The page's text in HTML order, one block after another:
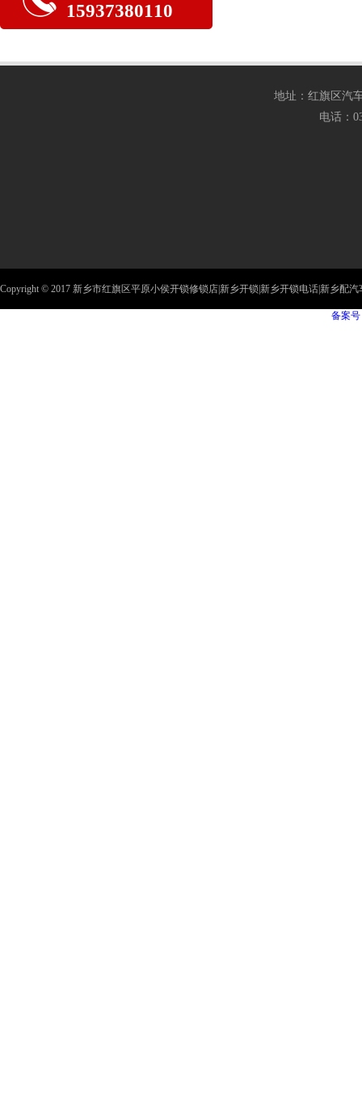
15937380110
地址：红旗区汽
电话：
Copyright © 2017 新乡市红旗区平原小侯开锁修锁店|新乡开锁|新乡开锁电话|新乡配
备案号